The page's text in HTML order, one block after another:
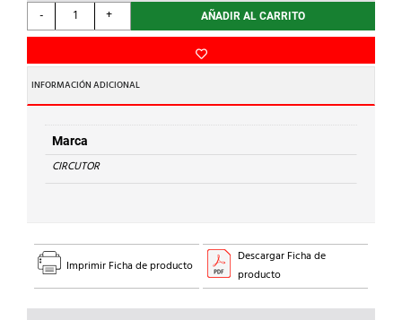
-
CIRCUTOR
-
DE
CORRIENTE
TC8
600/1A
cantidad
+ AÑADIR AL CARRITO
INFORMACIÓN ADICIONAL
Marca
CIRCUTOR
Imprimir Ficha de producto
Descargar Ficha de
producto